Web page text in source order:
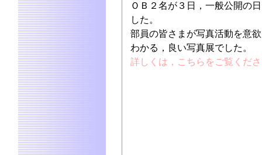
ＯＢ２名が３日，一般公開の
した。
部員の皆さまが写真活動を意
わかる，良い写真展でした。
詳しくは，こちらをご覧くだ